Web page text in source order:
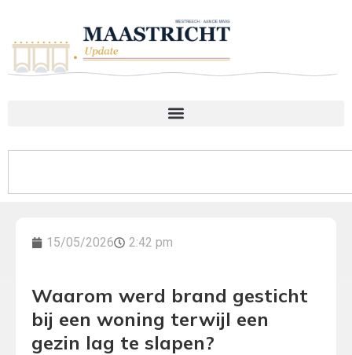
15/05/2026 2:42 pm
Waarom werd brand gesticht
bij een woning terwijl een
gezin lag te slapen?